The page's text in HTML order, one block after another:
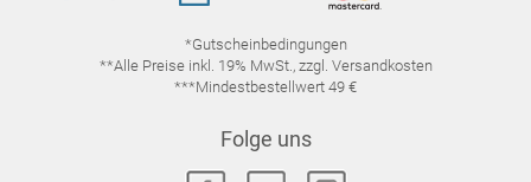
*Gutscheinbedingungen
**Alle Preise inkl. 19% MwSt., zzgl. Versandkosten
***Mindestbestellwert 49 €
Folge uns